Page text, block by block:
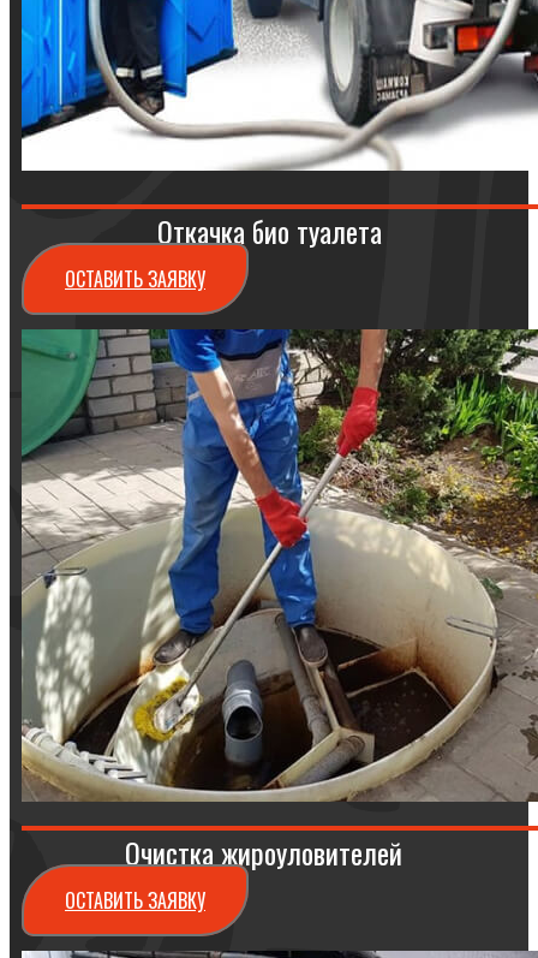
Откачка био туалета
ОСТАВИТЬ ЗАЯВКУ
Очистка жироуловителей
ОСТАВИТЬ ЗАЯВКУ